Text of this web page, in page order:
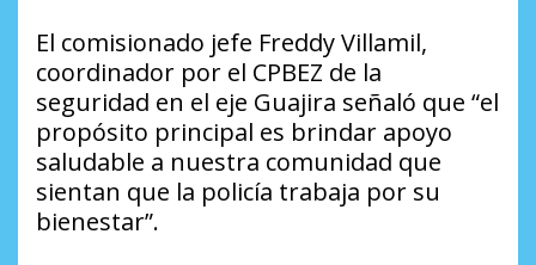
El comisionado jefe Freddy Villamil,
coordinador por el CPBEZ de la
seguridad en el eje Guajira señaló que “el
propósito principal es brindar apoyo
saludable a nuestra comunidad que
sientan que la policía trabaja por su
bienestar”.